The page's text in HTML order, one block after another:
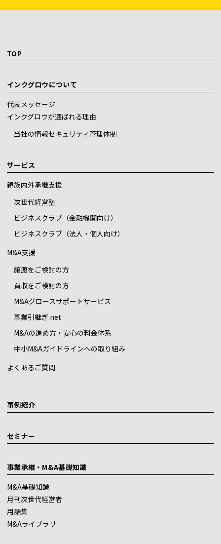
TOP
インクグロウについて
代表メッセージ
インクグロウが選ばれる理由
当社の情報セキュリティ管理体制
サービス
親族内外承継支援
次世代経営塾
ビジネスクラブ（金融機関向け）
ビジネスクラブ（法人・個人向け）
M&A支援
譲渡をご検討の方
買収をご検討の方
M&Aグロースサポートサービス
事業引継ぎ.net
M&Aの進め方・安心の料金体系
中小M&Aガイドラインへの取り組み
よくあるご質問
事例紹介
セミナー
事業承継・M&A基礎知識
M&A基礎知識
月刊次世代経営者
用語集
M&Aライブラリ